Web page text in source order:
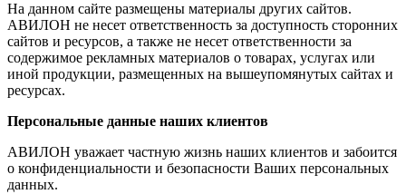
На данном сайте размещены материалы других сайтов.
АВИЛОН не несет ответственность за доступность сторонних
сайтов и ресурсов, а также не несет ответственности за
содержимое рекламных материалов о товарах, услугах или
иной продукции, размещенных на вышеупомянутых сайтах и
ресурсах.
Персональные данные наших клиентов
АВИЛОН уважает частную жизнь наших клиентов и забоится
о конфиденциальности и безопасности Ваших персональных
данных.